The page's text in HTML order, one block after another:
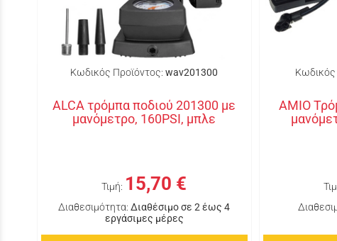
Κωδικός Προϊόντος: wav201300
ALCA τρόμπα ποδιού 201300 με
μανόμετρο, 160PSI, μπλε
Τιμή: 15,70 €
Διαθεσιμότητα: Διαθέσιμο σε 2 έως 4
εργάσιμες μέρες
Κωδικός
ΑΜΙΟ